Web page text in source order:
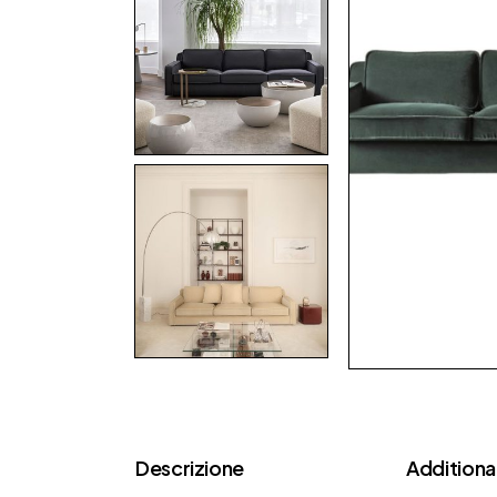
Descrizione